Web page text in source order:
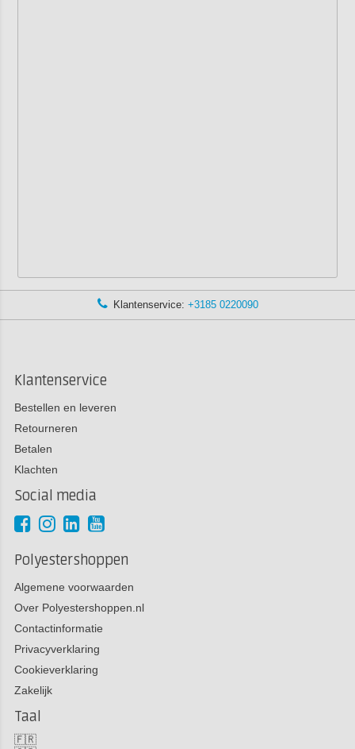
Klantenservice: +3185 0220090
Klantenservice
Bestellen en leveren
Retourneren
Betalen
Klachten
Social media
Polyestershoppen
Algemene voorwaarden
Over Polyestershoppen.nl
Contactinformatie
Privacyverklaring
Cookieverklaring
Zakelijk
Taal
🇫🇷